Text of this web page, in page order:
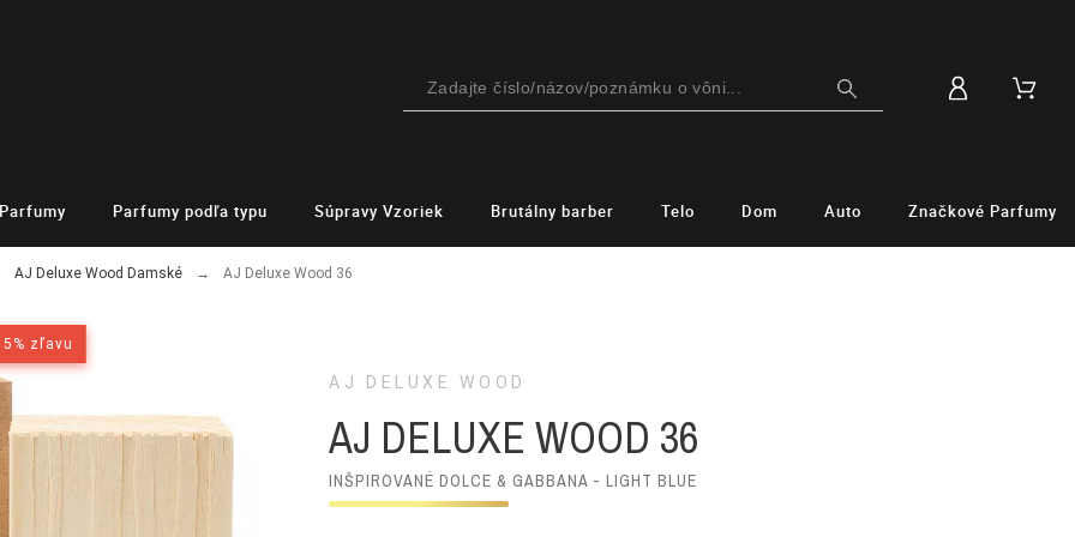
Parfumy Parfumy podľa typu Súpravy Vzoriek Brutálny barber Telo Dom Auto Značkové Parfumy
AJ Deluxe Wood Damské AJ Deluxe Wood 36
zľavu
zľavu
AJ DELUXE WOOD
AJ DELUXE WOOD 36
INŠPIROVANÉ DOLCE & GABBANA - LIGHT BLUE